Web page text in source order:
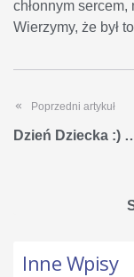
chłonnym sercem,
Wierzymy, że był
Poprzedni artykuł
Dzień Dziecka :)
Inne Wpisy